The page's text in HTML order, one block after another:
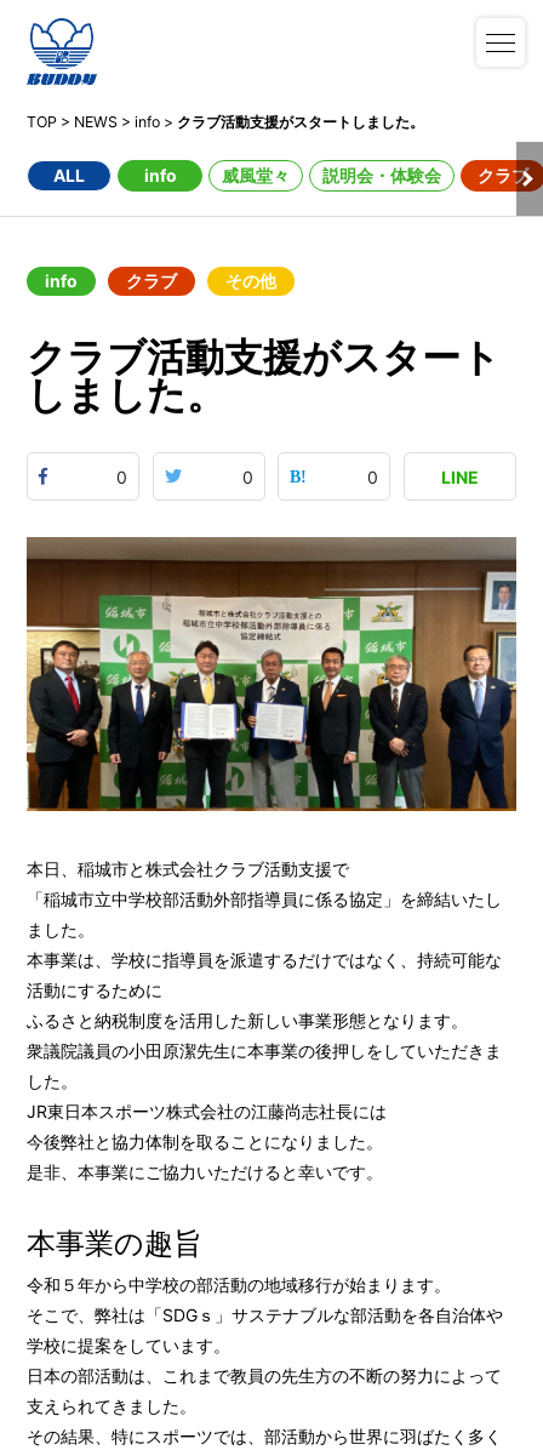
TOP > NEWS >info > クラブ活動支援がスタートしました。
ALL info 威風堂々 説明会・体験会 クラブ
info クラブ その他
クラブ活動支援がスタート
しました。
0 0 0 LINE
本日、稲城市と株式会社クラブ活動支援で
「稲城市立中学校部活動外部指導員に係る協定」を締結いたし
ました。
本事業は、学校に指導員を派遣するだけではなく、持続可能な
活動にするために
ふるさと納税制度を活用した新しい事業形態となります。
衆議院議員の小田原潔先生に本事業の後押しをしていただきま
した。
JR東日本スポーツ株式会社の江藤尚志社長には
今後弊社と協力体制を取ることになりました。
是非、本事業にご協力いただけると幸いです。
本事業の趣旨
令和５年から中学校の部活動の地域移行が始まります。
そこで、弊社は「SDGｓ」サステナブルな部活動を各自治体や
学校に提案をしています。
日本の部活動は、これまで教員の先生方の不断の努力によって
支えられてきました。
その結果、特にスポーツでは、部活動から世界に羽ばたく多く